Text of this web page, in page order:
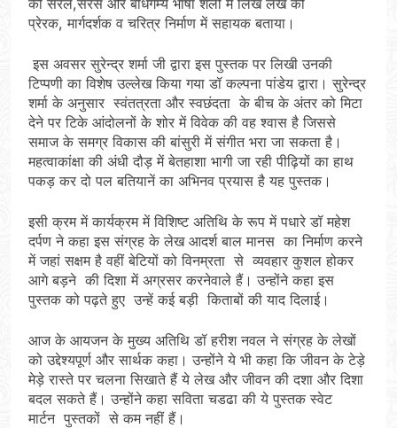
प्रेरक, मार्गदर्शक व चरित्र निर्माण में सहायक बताया।
इस अवसर सुरेन्द्र शर्मा जी द्वारा इस पुस्तक पर लिखी उनकी
टिप्पणी का विशेष उल्लेख किया गया डॉ कल्पना पांडेय द्वारा। सुरेन्द्र
शर्मा के अनुसार स्वंतत्रता और स्वछंदता के बीच के अंतर को मिटा
देने पर टिके आंदोलनों केे शोर में विवेक की वह श्वास है जिससे
समाज के समग्र विकास की बांसुरी में संगीत भरा जा सकता है।
महत्वाकांक्षा की अंधी दौड़ में बेतहाशा भागी जा रही पीढ़ियों का हाथ
पकड़ कर दो पल बतियानें का अभिनव प्रयास है यह पुस्तक।
इसी क्रम में कार्यक्रम में विशिष्ट अतिथि के रूप में पधारे डॉ महेश
दर्पण ने कहा इस संग्रह के लेख आदर्श बाल मानस का निर्माण करने
में जहां सक्षम है वहीं बेटियों को विनम्रता से व्यवहार कुशल होकर
आगे बड़ने की दिशा में अग्रसर करनेवाले हैं। उन्होंने कहा इस
पुस्तक को पढ़ते हुए उन्हें कई बड़ी किताबों की याद दिलाई।
आज के आयजन के मुख्य अतिथि डॉ हरीश नवल ने संग्रह के लेखों
को उद्देश्यपूर्ण और सार्थक कहा। उन्होंने ये भी कहा कि जीवन के टेड़े
मेड़े रास्ते पर चलना सिखाते हैं ये लेख और जीवन की दशा और दिशा
बदल सकते हैं। उन्होंने कहा सविता चडढा की ये पुस्तक स्वेट
मार्टन पुस्तकों से कम नहीं हैं।